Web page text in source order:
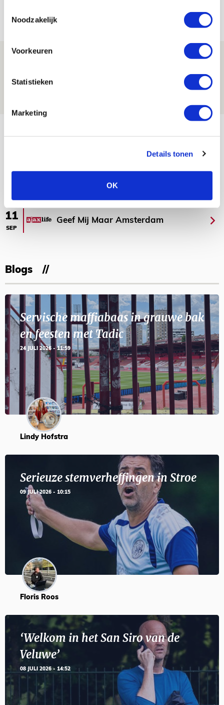
Noodzakelijk
Voorkeuren
Statistieken
Marketing
Details tonen
OK
Laatste Kaarten Actie Ajax - sc
11
SEP
Geef Mij Maar Amsterdam
Blogs
Servische maffiabaas in grauwe bak
en feesten met Tadic
24 JULI 2026 - 11:59
Lindy Hofstra
Serieuze stemverheffingen in Stroe
09 JULI 2026 - 10:15
Floris Roos
‘Welkom in het San Siro van de
Veluwe’
08 JULI 2026 - 14:52